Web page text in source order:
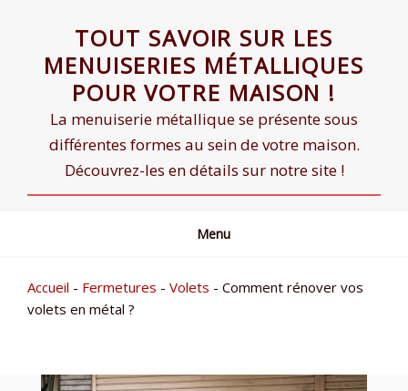
content
TOUT SAVOIR SUR LES
MENUISERIES MÉTALLIQUES
POUR VOTRE MAISON !
La menuiserie métallique se présente sous
différentes formes au sein de votre maison.
Découvrez-les en détails sur notre site !
Menu
Accueil - Fermetures - Volets - Comment rénover vos
volets en métal ?